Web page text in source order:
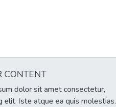
CONTENT
dolor sit amet consectetur,
elit. Iste atque ea quis molestias.